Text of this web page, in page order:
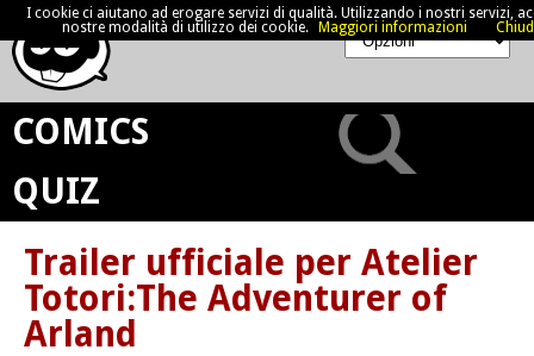
COMICS
QUIZ
Trailer ufficiale per Atelier
Totori:The Adventurer of
Arland
I cookie ci aiutano ad erogare servizi di qualità. Utilizzando i nostri servizi,
nostre modalità di utilizzo dei cookie.
Maggiori informazioni